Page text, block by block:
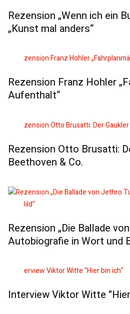
Rezension „Wenn ich ein
„Kunst mal anders“
Rezension Franz Hohler
Aufenthalt“
Rezension Otto Brusatti:
Beethoven & Co.
Rezension „Die Ballade
Autobiografie in Wort und
Interview Viktor Witte